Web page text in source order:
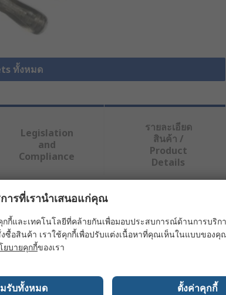
ทั้งหมด
Legislation
and
Compliance
รายละเอียด
สินค้า /
Product
Details
หนึ่งรายการ
Set
ารที่เรานำเสนอแก่คุณ
กกี้และเทคโนโลยีที่คล้ายกันเพื่อมอบประสบการณ์ด้านการบริก
ซื้อสินค้า เราใช้คุกกี้เพื่อปรับแต่งเนื้อหาที่คุณเห็นในแบบของ
ยบายคุกกี้ของเรา
รับทั้งหมด ตั้งค่าคุกกี้